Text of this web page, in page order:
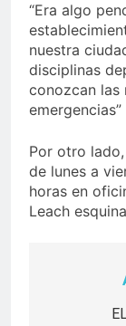
“Era algo
nuestra
disciplinas
conozcan las
Por otro
de lunes a
horas en
Leach